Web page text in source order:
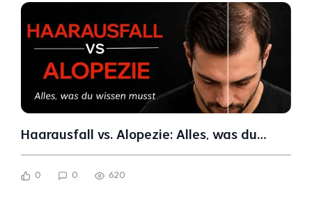
Haarausfall vs. Alopezie: Alles, was du
wissen musst
0 0 620